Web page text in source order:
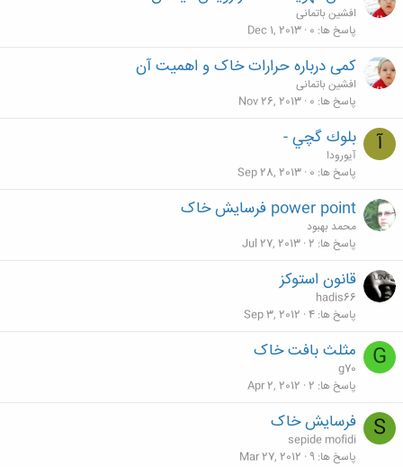
افشین باتمانی
پاسخ ها 0
Dec 1, 2013
کمی درباره حرارات خاک و اهمیت آن
افشین باتمانی
پاسخ ها 0
Nov 26, 2013
آ بلوك گچي -
آیورودا
پاسخ ها 0
Sep 28, 2013
power point فرسایش خاک
محمد بهبود
پاسخ ها 2
Jul 27, 2013
قانون استوکز
hadis66
پاسخ ها 4
Sep 3, 2012
G مثلث بافت خاک
g70
پاسخ ها 2
Apr 2, 2012
S فرسایش خاک
sepide mofidi
پاسخ ها 9
Mar 27, 2012